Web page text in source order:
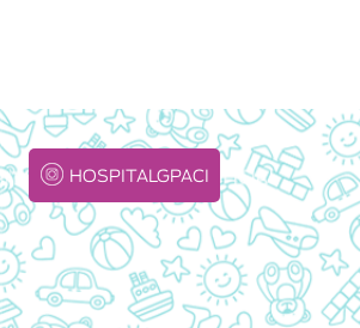
HOSPITALGPACI